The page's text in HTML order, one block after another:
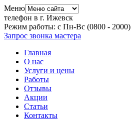
Меню
телефон в г. Ижевск
Режим работы: с Пн-Вс (0800 - 2000)
Запрос звонка мастера
Главная
О нас
Услуги и цены
Работы
Отзывы
Акции
Статьи
Контакты